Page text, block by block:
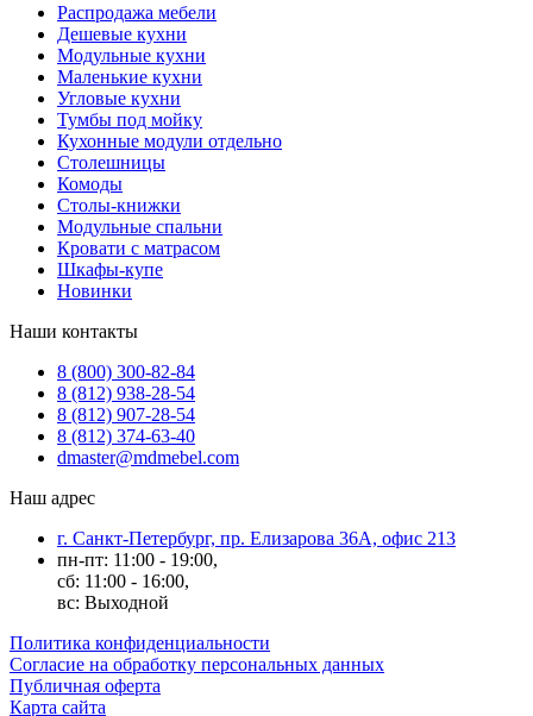
Распродажа мебели
Дешевые кухни
Модульные кухни
Маленькие кухни
Угловые кухни
Тумбы под мойку
Кухонные модули отдельно
Столешницы
Комоды
Столы-книжки
Модульные спальни
Кровати с матрасом
Шкафы-купе
Новинки
Наши контакты
8 (800) 300-82-84
8 (812) 938-28-54
8 (812) 907-28-54
8 (812) 374-63-40
dmaster@mdmebel.com
Наш адрес
г. Санкт-Петербург, пр. Елизарова 36А, офис 213
пн-пт: 11:00 - 19:00,
сб: 11:00 - 16:00,
вс: Выходной
Политика конфиденциальности
Согласие на обработку персональных данных
Публичная оферта
Карта сайта